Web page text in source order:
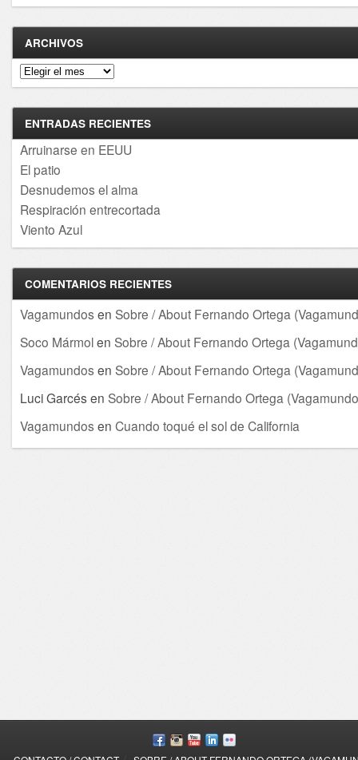
ARCHIVOS
Archivos
ENTRADAS RECIENTES
Arruinarse en EEUU
El patio
Desnudemos el alma
Respiración entrecortada
Viento Azul
COMENTARIOS RECIENTES
Vagamundos en Sobre / About Fernando Ortega
Soco Mármolen Sobre / About Fernando Ortega
Vagamundos en Sobre / About Fernando Ortega
Luci Garcés en Sobre / About Fernando Ortega
Vagamundos en Cuando toqué el sol de California